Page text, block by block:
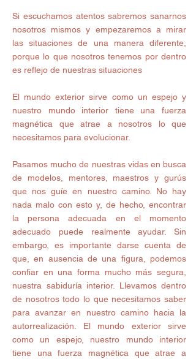
Si escuchamos atentos sabremos sanarnos
nosotros mismos y empezaremos a mirar
las situaciones de una manera diferente,
porque lo que nosotros tenemos por dentro
es reflejo de nuestras situaciones
El mundo exterior sirve como un espejo y
nuestro mundo interior tiene una fuerza
magnética que atrae a nosotros lo que
necesitamos para evolucionar.
Pasamos mucho de nuestras vidas en busca
de modelos, mentores, maestros y gurús
que nos guíe en nuestro camino. No hay
nada malo con esto y, de hecho, encontrar
la persona adecuada en el momento
adecuado puede realmente ayudar. Sin
embargo, es importante darse cuenta de
que, en ausencia de una figura, podemos
confiar en una forma mucho más segura,
nuestra sabiduría interior. Llevamos dentro
de nosotros todo lo que necesitamos saber
para avanzar en nuestro camino hacia la
autorrealización. El mundo exterior sirve
como un espejo, nuestro mundo interior
tiene una fuerza magnética que atrae a